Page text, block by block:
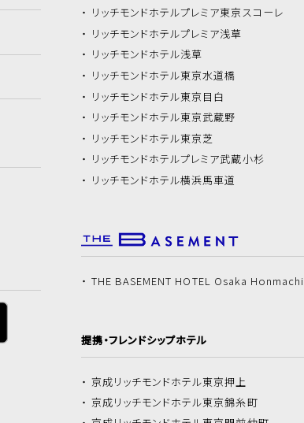
リッチモンドホテルプレミア東京スコーレ
リッチモンドホテルプレミア浅草
リッチモンドホテル浅草
リッチモンドホテル東京水道橋
リッチモンドホテル東京目白
リッチモンドホテル東京武蔵野
リッチモンドホテル東京芝
リッチモンドホテルプレミア武蔵小杉
リッチモンドホテル横浜馬車道
THE BASEMENT HOTEL Osaka Honmachi
提携・フレンドシップホテル
京成リッチモンドホテル東京押上
京成リッチモンドホテル東京錦糸町